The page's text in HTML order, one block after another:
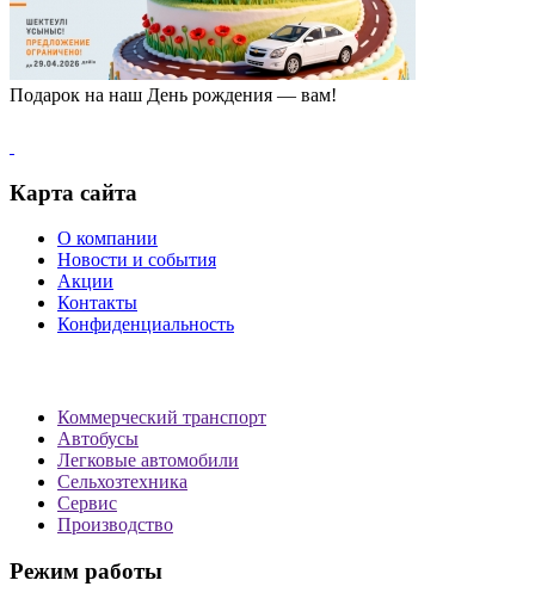
Подарок на наш День рождения — вам!
Карта сайта
О компании
Новости и события
Акции
Контакты
Конфиденциальность
Коммерческий транспорт
Автобусы
Легковые автомобили
Сельхозтехника
Сервис
Производство
Режим работы